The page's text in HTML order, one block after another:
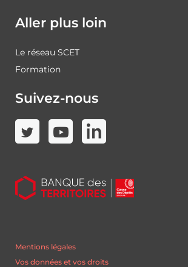
Aller plus loin
Le réseau SCET
Formation
Suivez-nous
Mentions légales
Vos données et vos droits